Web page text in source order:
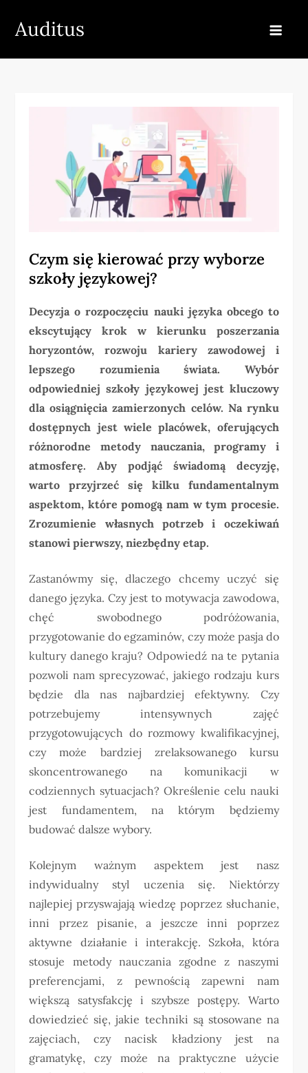
Auditus
Czym się kierować przy wyborze
szkoły językowej?
Decyzja o rozpoczęciu nauki języka obcego to
ekscytujący krok w kierunku poszerzania
horyzontów, rozwoju kariery zawodowej i
lepszego rozumienia świata. Wybór
odpowiedniej szkoły językowej jest kluczowy
dla osiągnięcia zamierzonych celów. Na rynku
dostępnych jest wiele placówek, oferujących
różnorodne metody nauczania, programy i
atmosferę. Aby podjąć świadomą decyzję,
warto przyjrzeć się kilku fundamentalnym
aspektom, które pomogą nam w tym procesie.
Zrozumienie własnych potrzeb i oczekiwań
stanowi pierwszy, niezbędny etap.
Zastanówmy się, dlaczego chcemy uczyć się
danego języka. Czy jest to motywacja zawodowa,
chęć swobodnego podróżowania,
przygotowanie do egzaminów, czy może pasja do
kultury danego kraju? Odpowiedź na te pytania
pozwoli nam sprecyzować, jakiego rodzaju kurs
będzie dla nas najbardziej efektywny. Czy
potrzebujemy intensywnych zajęć
przygotowujących do rozmowy kwalifikacyjnej,
czy może bardziej zrelaksowanego kursu
skoncentrowanego na komunikacji w
codziennych sytuacjach? Określenie celu nauki
jest fundamentem, na którym będziemy
budować dalsze wybory.
Kolejnym ważnym aspektem jest nasz
indywidualny styl uczenia się. Niektórzy
najlepiej przyswajają wiedzę poprzez słuchanie,
inni przez pisanie, a jeszcze inni poprzez
aktywne działanie i interakcję. Szkoła, która
stosuje metody nauczania zgodne z naszymi
preferencjami, z pewnością zapewni nam
większą satysfakcję i szybsze postępy. Warto
dowiedzieć się, jakie techniki są stosowane na
zajęciach, czy nacisk kładziony jest na
gramatykę, czy może na praktyczne użycie